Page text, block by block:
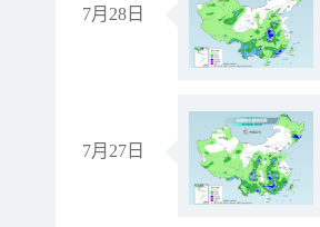
7月28日
7月27日